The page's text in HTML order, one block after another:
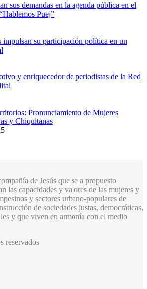
sus demandas en la agenda pública en el
Puej”
impulsan su participación política en un
y enriquecedor de periodistas de la Red
Pronunciamiento de Mujeres
y Chiquitanas
de Jesús que se a propuesto
las capacidades y valores de las mujeres y
y sectores urbano-populares de
de sociedades justas, democráticas,
y que viven en armonía con el medio
reservados